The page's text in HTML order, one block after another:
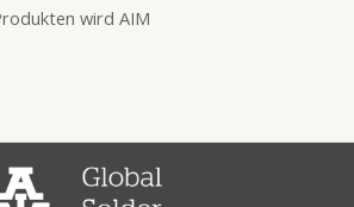
wird AIM